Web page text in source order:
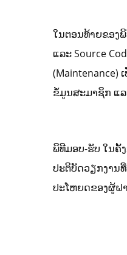
ໃນຕອນທ້າຍຂອງ
ແລະ Source
(Maintenance)
ຂໍ້ມູນສະມາຊິກ ແ
ພິທີມອບ-ຮັບ ໃນຄັ້
ປະຕິບັດວຽກງານ
ປະໂຫຍດຂອງຜູ້ຝ